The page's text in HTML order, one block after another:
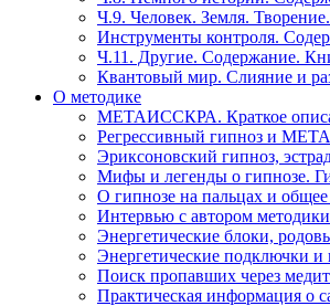
Ч.9. Человек. Земля.
Инструменты контроля.
Ч.11. Другие. Содержание.
Квантовый мир. Слияние и
О методике
МЕТАИССКРА. Краткое
Регрессивный гипноз и
Эриксоновский гипноз,
Мифы и легенды о гипнозе.
О гипнозе на пальцах и
Интервью с автором методики
Энергетические блоки,
Энергетические подключки
Поиск пропавших через
Практическая информация